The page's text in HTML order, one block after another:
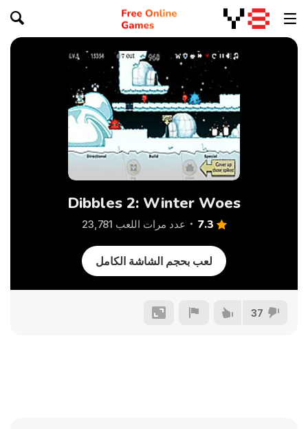
Dibbles 2: Winter Woes
7.3 عدد مرات اللعب 23,781
لعب بحجم الشاشة الكامل
37